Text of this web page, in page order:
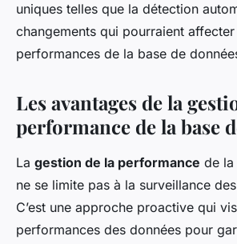
uniques telles que la détection
changements qui pourraient
performances de la base de
Les avantages de la
performance de la base
La gestion de la performance de la
ne se limite pas à la surveillance
C’est une approche proactive qui
performances des données pour